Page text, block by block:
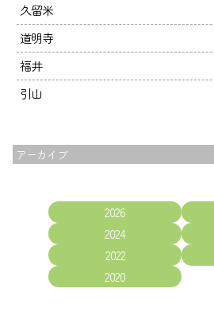
久留米
道明寺
福井
引山
アーカイブ
2026
2024
2022
2020